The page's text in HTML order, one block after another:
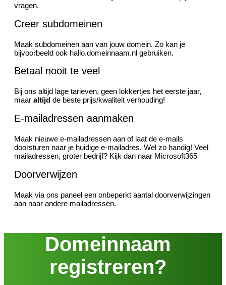
vragen.
Creer subdomeinen
Maak subdomeinen aan van jouw domein. Zo kan je
bijvoorbeeld ook hallo.domeinnaam.nl gebruiken.
Betaal nooit te veel
Bij ons altijd lage tarieven, geen lokkertjes het eerste jaar,
maar altijd de beste prijs/kwaliteit verhouding!
E-mailadressen aanmaken
Maak nieuwe e-mailadressen aan of laat de e-mails
doorsturen naar je huidige e-mailadres. Wel zo handig! Veel
mailadressen, groter bedrijf? Kijk dan naar Microsoft365
Doorverwijzen
Maak via ons paneel een onbeperkt aantal doorverwijzingen
aan naar andere mailadressen.
Domeinnaam
registreren?